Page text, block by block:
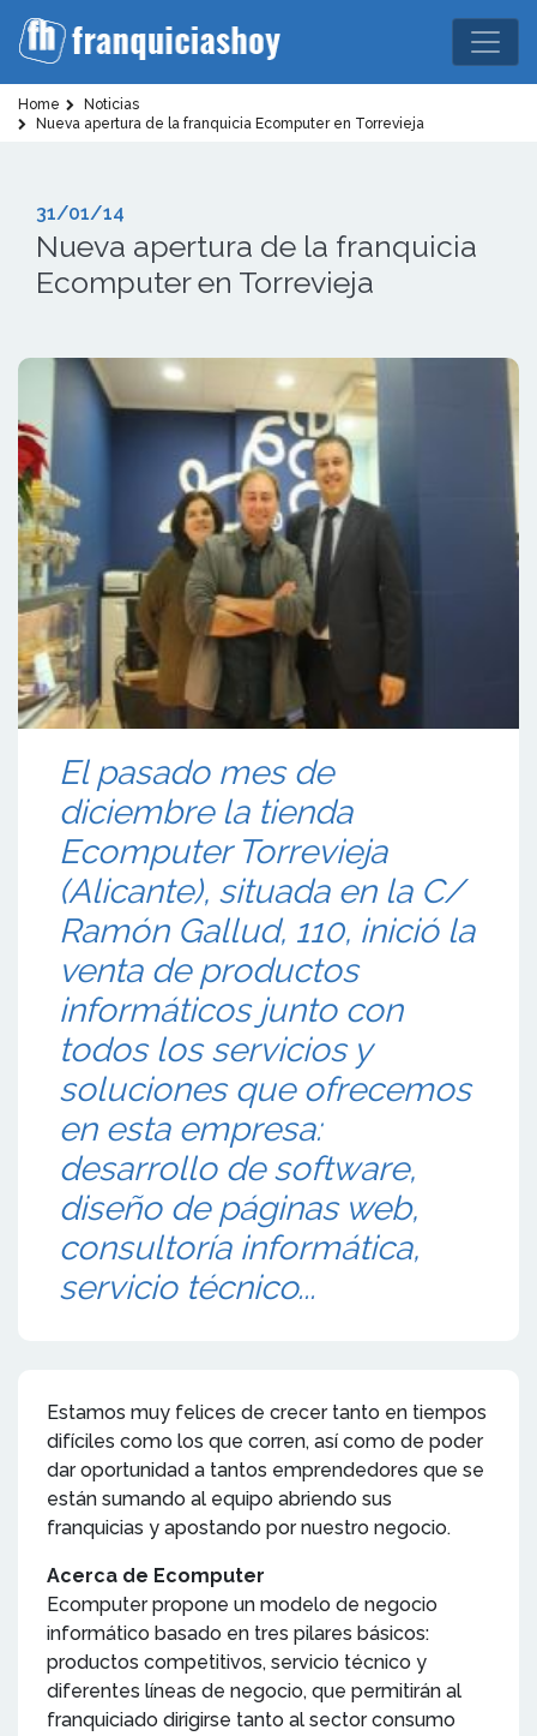
Home
Noticias
Nueva apertura de la franquicia Ecomputer en Torrevieja
31/01/14
Nueva apertura de la franquicia
Ecomputer en Torrevieja
El pasado mes de
diciembre la tienda
Ecomputer Torrevieja
(Alicante), situada en la C/
Ramón Gallud, 110, inició la
venta de productos
informáticos junto con
todos los servicios y
soluciones que ofrecemos
en esta empresa:
desarrollo de software,
diseño de páginas web,
consultoría informática,
servicio técnico...
Estamos muy felices de crecer tanto en tiempos
difíciles como los que corren, así como de poder
dar oportunidad a tantos emprendedores que se
están sumando al equipo abriendo sus
franquicias y apostando por nuestro negocio.
Acerca de Ecomputer
Ecomputer propone un modelo de negocio
informático basado en tres pilares básicos:
productos competitivos, servicio técnico y
diferentes líneas de negocio, que permitirán al
franquiciado dirigirse tanto al sector consumo